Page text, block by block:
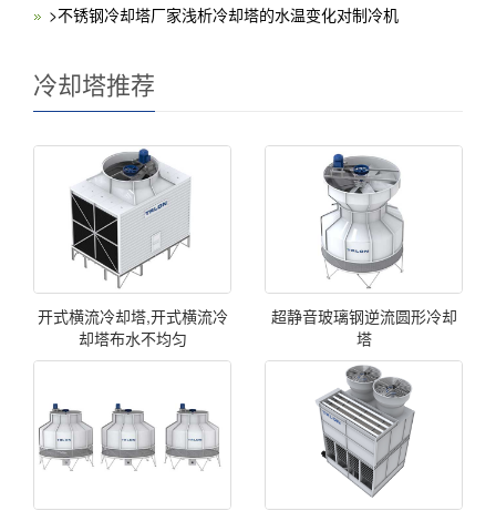
>不锈钢冷却塔厂家浅析冷却塔的水温变化对制冷机
冷却塔推荐
开式横流冷却塔,开式横流冷
却塔布水不均匀
超静音玻璃钢逆流圆形冷却
塔